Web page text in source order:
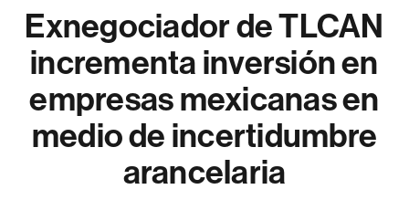
Exnegociador de TLCAN
incrementa inversión en
empresas mexicanas en
medio de incertidumbre
arancelaria